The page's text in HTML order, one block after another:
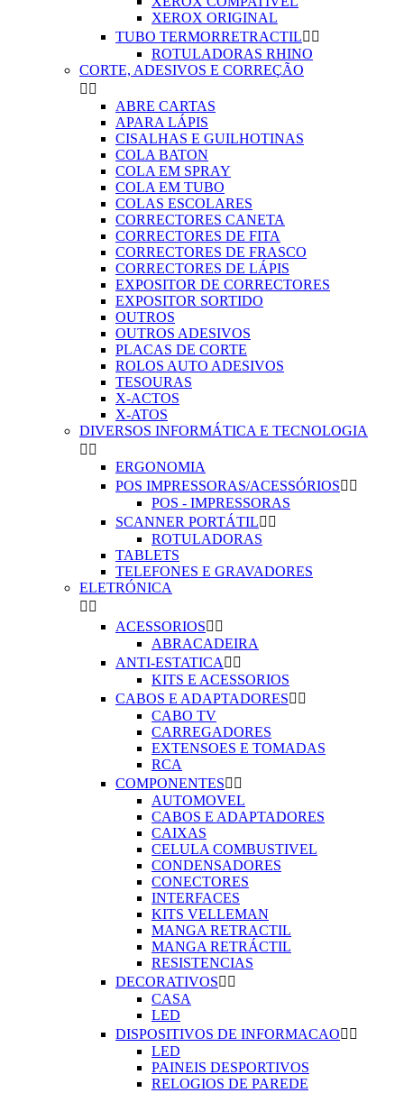
XEROX ORIGINAL
TUBO TERMORRETRACTIL 
ROTULADORAS RHINO
CORTE, ADESIVOS E CORREÇÃO
 
ABRE CARTAS
APARA LÁPIS
CISALHAS E GUILHOTINAS
COLA BATON
COLA EM SPRAY
COLA EM TUBO
COLAS ESCOLARES
CORRECTORES CANETA
CORRECTORES DE FITA
CORRECTORES DE FRASCO
CORRECTORES DE LÁPIS
EXPOSITOR DE CORRECTORES
EXPOSITOR SORTIDO
OUTROS
OUTROS ADESIVOS
PLACAS DE CORTE
ROLOS AUTO ADESIVOS
TESOURAS
X-ACTOS
X-ATOS
DIVERSOS INFORMÁTICA E TECNOLOGIA
 
ERGONOMIA
POS IMPRESSORAS/ACESSÓRIOS 
POS - IMPRESSORAS
SCANNER PORTÁTIL 
ROTULADORAS
TABLETS
TELEFONES E GRAVADORES
ELETRÓNICA
 
ACESSORIOS 
ABRACADEIRA
ANTI-ESTATICA  
KITS E ACESSORIOS
CABOS E ADAPTADORES 
CABO TV
CARREGADORES
EXTENSOES E TOMADAS
RCA
COMPONENTES 
AUTOMOVEL
CABOS E ADAPTADORES
CAIXAS
CELULA COMBUSTIVEL
CONDENSADORES
CONECTORES
INTERFACES
KITS VELLEMAN
MANGA RETRACTIL
MANGA RETRÁCTIL
RESISTENCIAS
DECORATIVOS 
CASA
LED
DISPOSITIVOS DE INFORMACAO 
LED
PAINEIS DESPORTIVOS
RELOGIOS DE PAREDE